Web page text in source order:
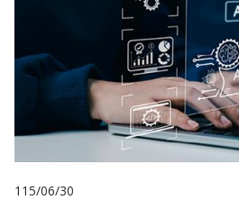
115/06/30